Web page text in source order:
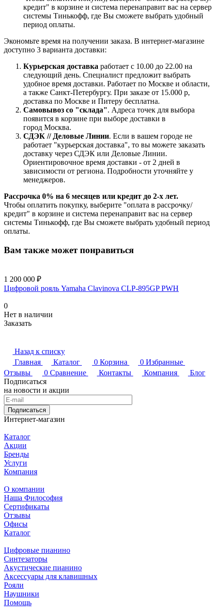
кредит" в корзине и система перенаправит вас на сервер
системы Тинькофф, где Вы сможете выбрать удобный
период оплаты.
Экономьте время на получении заказа. В интернет-магазине
доступно 3 варианта доставки:
Курьерская доставка работает с 10.00 до 22.00 на
следующий день. Специалист предложит выбрать
удобное время доставки. Работает по Москве и области,
а также Санкт-Петербургу. При заказе от 15.000 р,
доставка по Москве и Питеру бесплатна.
Самовывоз со "склада". Адреса точек для выбора
появится в корзине при выборе доставки в
город Москва.
СДЭК // Деловые Линии. Если в вашем городе не
работает "курьерская доставка", то вы можете заказать
доставку через СДЭК или Деловые Линии.
Ориентировочное время доставки - от 2 дней в
зависимости от региона. Подробности уточняйте у
менеджеров.
Рассрочка 0% на 6 месяцев или кредит до 2-х лет.
Чтобы оплатить покупку, выберите "оплата в рассрочку/
кредит" в корзине и система перенаправит вас на сервер
системы Тинькофф, где Вы сможете выбрать удобный период
оплаты.
Вам также может понравиться
1 200 000 ₽
Цифровой рояль Yamaha Clavinova CLP-895GP PWH
0
Нет в наличии
Заказать
Назад к списку
Главная
Каталог 0 Корзина 0 Избранные
Отзывы
0 Сравнение Контакты Компания
Блог
Подписаться
на новости и акции
Подписаться
Интернет-магазин
Каталог
Акции
Бренды
Услуги
Компания
О компании
Наша Философия
Сертификаты
Отзывы
Офисы
Каталог
Цифровые пианино
Синтезаторы
Акустические пианино
Аксессуары для клавишных
Рояли
Наушники
Помощь